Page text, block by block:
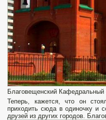
Благовещенский Кафедральный
Теперь, кажется, что он
приходить сюда в одиночку и
друзей из других городов.